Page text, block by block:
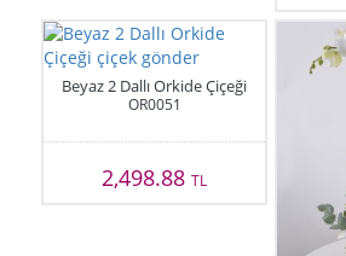
Beyaz 2 Dallı Orkide Çiçeği
OR0051
2,498.88TL